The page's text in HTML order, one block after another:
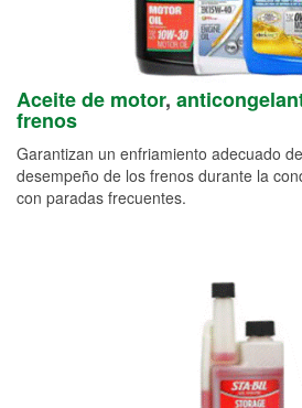
Aceite de motor,
frenos
Garantizan un enfriamiento adecuado
desempeño de los frenos durante la
con paradas frecuentes.